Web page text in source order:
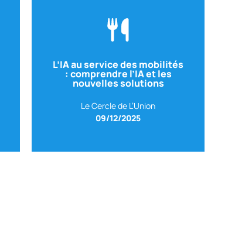
L’IA au service des mobilités
: comprendre l’IA et les
nouvelles solutions
Le Cercle de L’Union
09/12/2025
Avec Alexandre NEPVEU
ORANGE– Directeur de la gestion
des Véhicules